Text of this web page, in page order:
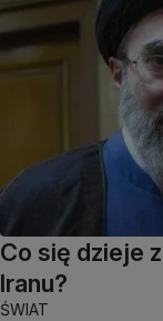
Co się dzieje
Iranu?
ŚWIAT